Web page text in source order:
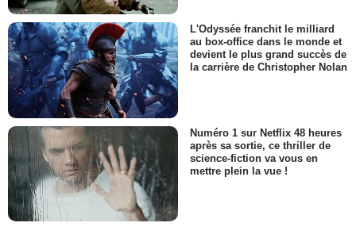
L'Odyssée franchit le milliard
au box-office dans le monde et
devient le plus grand succès de
la carrière de Christopher Nolan
Numéro 1 sur Netflix 48 heures
après sa sortie, ce thriller de
science-fiction va vous en
mettre plein la vue !